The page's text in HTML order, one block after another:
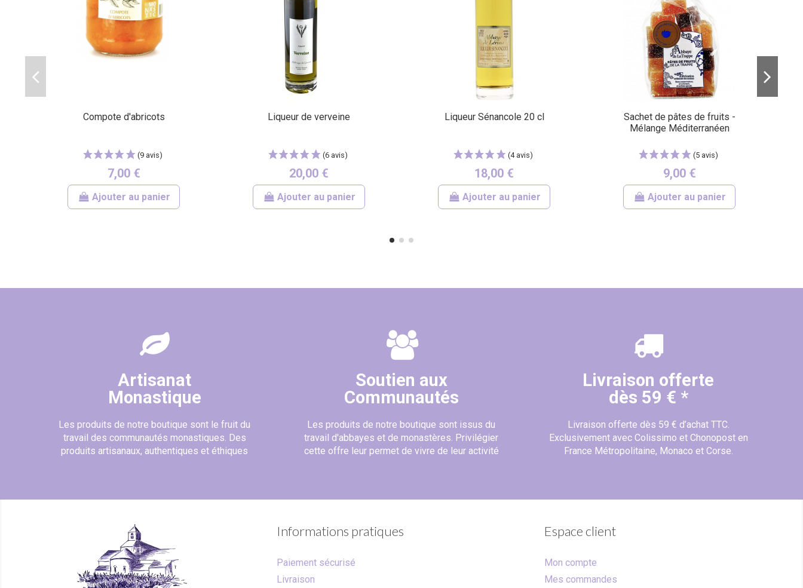
Compote d'abricots
(9 avis)
7,00 €
Ajouter au panier
Liqueur de verveine
20,00 €
Ajouter au panier
Liqueur Sénancole 20 cl
18,00 €
Ajouter au panier
Sachet de pâtes de fruits -
Mélange Méditerranéen
9,00 €
Ajouter au panier
Artisanat
Monastique
Les produits de notre boutique sont le fruit du
travail des communautés monastiques. Des
produits artisanaux, authentiques et éthiques
Soutien aux
Communautés
Les produits de notre boutique sont issus du
travail d'abbayes et de monastères. Privilégier
cette offre leur permet de vivre de leur activité
Livraison offerte
dès 59 € *
Livraison offerte dès 59 € d’achat TTC.
Exclusivement avec Colissimo et Chonopost en
France Métropolitaine, Monaco et Corse.
Informations pratiques
Paiement sécurisé
Livraison
Espace client
Mon compte
Mes commandes